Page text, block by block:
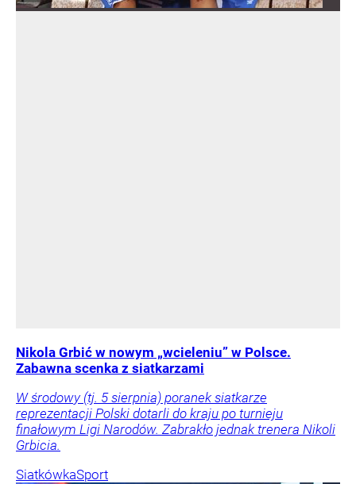
Nikola Grbić w nowym „wcieleniu” w Polsce.
Zabawna scenka z siatkarzami
W środowy (tj. 5 sierpnia) poranek siatkarze
reprezentacji Polski dotarli do kraju po turnieju
finałowym Ligi Narodów. Zabrakło jednak trenera Nikoli
Grbicia.
SiatkówkaSport